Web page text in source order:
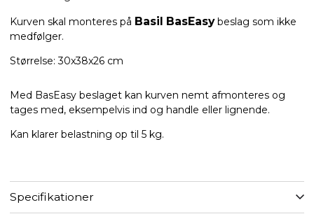
Kurven skal monteres på Basil BasEasybeslag som ikke
medfølger.
Størrelse: 30x38x26 cm
Med BasEasy beslaget kan kurven nemt afmonteres og
tages med, eksempelvis ind og handle eller lignende.
Kan klarer belastning op til 5 kg.
Specifikationer